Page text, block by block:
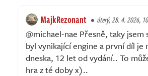
MajkRezonant úterý, 28. 4. 2026,
@michael-nae Přesně, taky jsem
byl vynikající engine a první díl je
dneska, 12 let od vydání.. To
hra z té doby x)..